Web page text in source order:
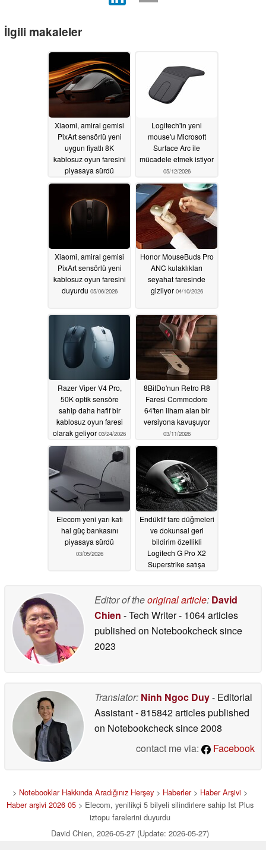
İlgili makaleler
Xiaomi, amiral gemisi
PixArt sensörlü yeni
uygun fiyatlı 8K
kablosuz oyun faresini
piyasaya sürdü
05/12/2026
Logitech'in yeni
mouse'u Microsoft
Surface Arc ile
mücadele etmek istiyor
05/12/2026
Xiaomi, amiral gemisi
PixArt sensörlü yeni
kablosuz oyun faresini
duyurdu 05/06/2026
Honor MouseBuds Pro
ANC kulaklıkları
seyahat faresinde
gizliyor 04/10/2026
Razer Viper V4 Pro,
50K optik sensöre
sahip daha hafif bir
kablosuz oyun faresi
olarak geliyor 03/24/2026
8BitDo'nun Retro R8
Faresi Commodore
64'ten ilham alan bir
versiyona kavuşuyor
03/11/2026
Elecom yeni yarı katı
hal güç bankasını
piyasaya sürdü
03/05/2026
Endüktif fare düğmeleri
ve dokunsal geri
bildirim özellikli
Logitech G Pro X2
Superstrike satışa
Editor of theoriginal article: David
Chien - Tech Writer- 1064 articles
published on Notebookchecksince
2023
Translator: Ninh Ngoc Duy- Editorial
Assistant- 815842 articles published
on Notebookchecksince 2008
contact me via:
Facebook
> Notebooklar Hakkında Aradığınız Herşey > Haberler> Haber Arşivi >
Haber arşivi 2026 05 > Elecom, yenilikçi 5 bilyeli silindirlere sahip Ist Plus
iztopu farelerini duyurdu
David Chien, 2026-05-27 (Update: 2026-05-27)